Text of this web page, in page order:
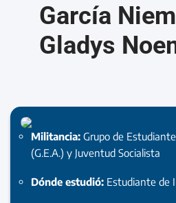
García
Gladys
Militancia: Grupo de
(G.E.A.) y Juventud Socialista
Dónde estudió: Estudiante de